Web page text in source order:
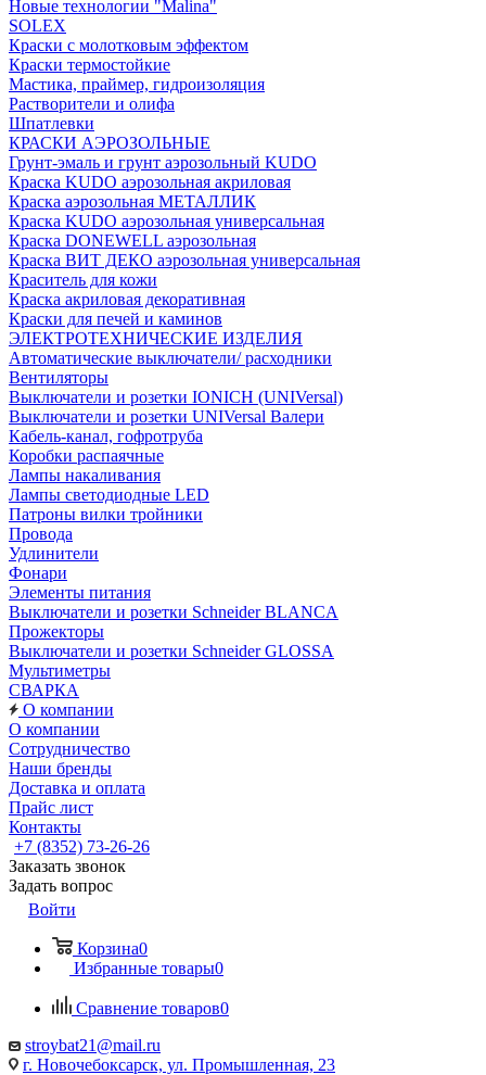
Новые технологии "Malina"
SOLEX
Краски с молотковым эффектом
Краски термостойкие
Мастика, праймер, гидроизоляция
Растворители и олифа
Шпатлевки
КРАСКИ АЭРОЗОЛЬНЫЕ
Грунт-эмаль и грунт аэрозольный KUDO
Краска KUDO аэрозольная акриловая
Краска аэрозольная МЕТАЛЛИК
Краска KUDO аэрозольная универсальная
Краска DONEWELL аэрозольная
Краска ВИТ ДЕКО аэрозольная универсальная
Краситель для кожи
Краска акриловая декоративная
Краски для печей и каминов
ЭЛЕКТРОТЕХНИЧЕСКИЕ ИЗДЕЛИЯ
Автоматические выключатели/ расходники
Вентиляторы
Выключатели и розетки IONICH (UNIVersal)
Выключатели и розетки UNIVersal Валери
Кабель-канал, гофротруба
Коробки распаячные
Лампы накаливания
Лампы светодиодные LED
Патроны вилки тройники
Провода
Удлинители
Фонари
Элементы питания
Выключатели и розетки Schneider BLANCA
Прожекторы
Выключатели и розетки Schneider GLOSSA
Мультиметры
СВАРКА
О компании
О компании
Сотрудничество
Наши бренды
Доставка и оплата
Прайс лист
Контакты
+7 (8352) 73-26-26
Заказать звонок
Задать вопрос
Войти
Корзина0
Избранные товары0
Сравнение товаров0
stroybat21@mail.ru
г. Новочебоксарск, ул. Промышленная, 23